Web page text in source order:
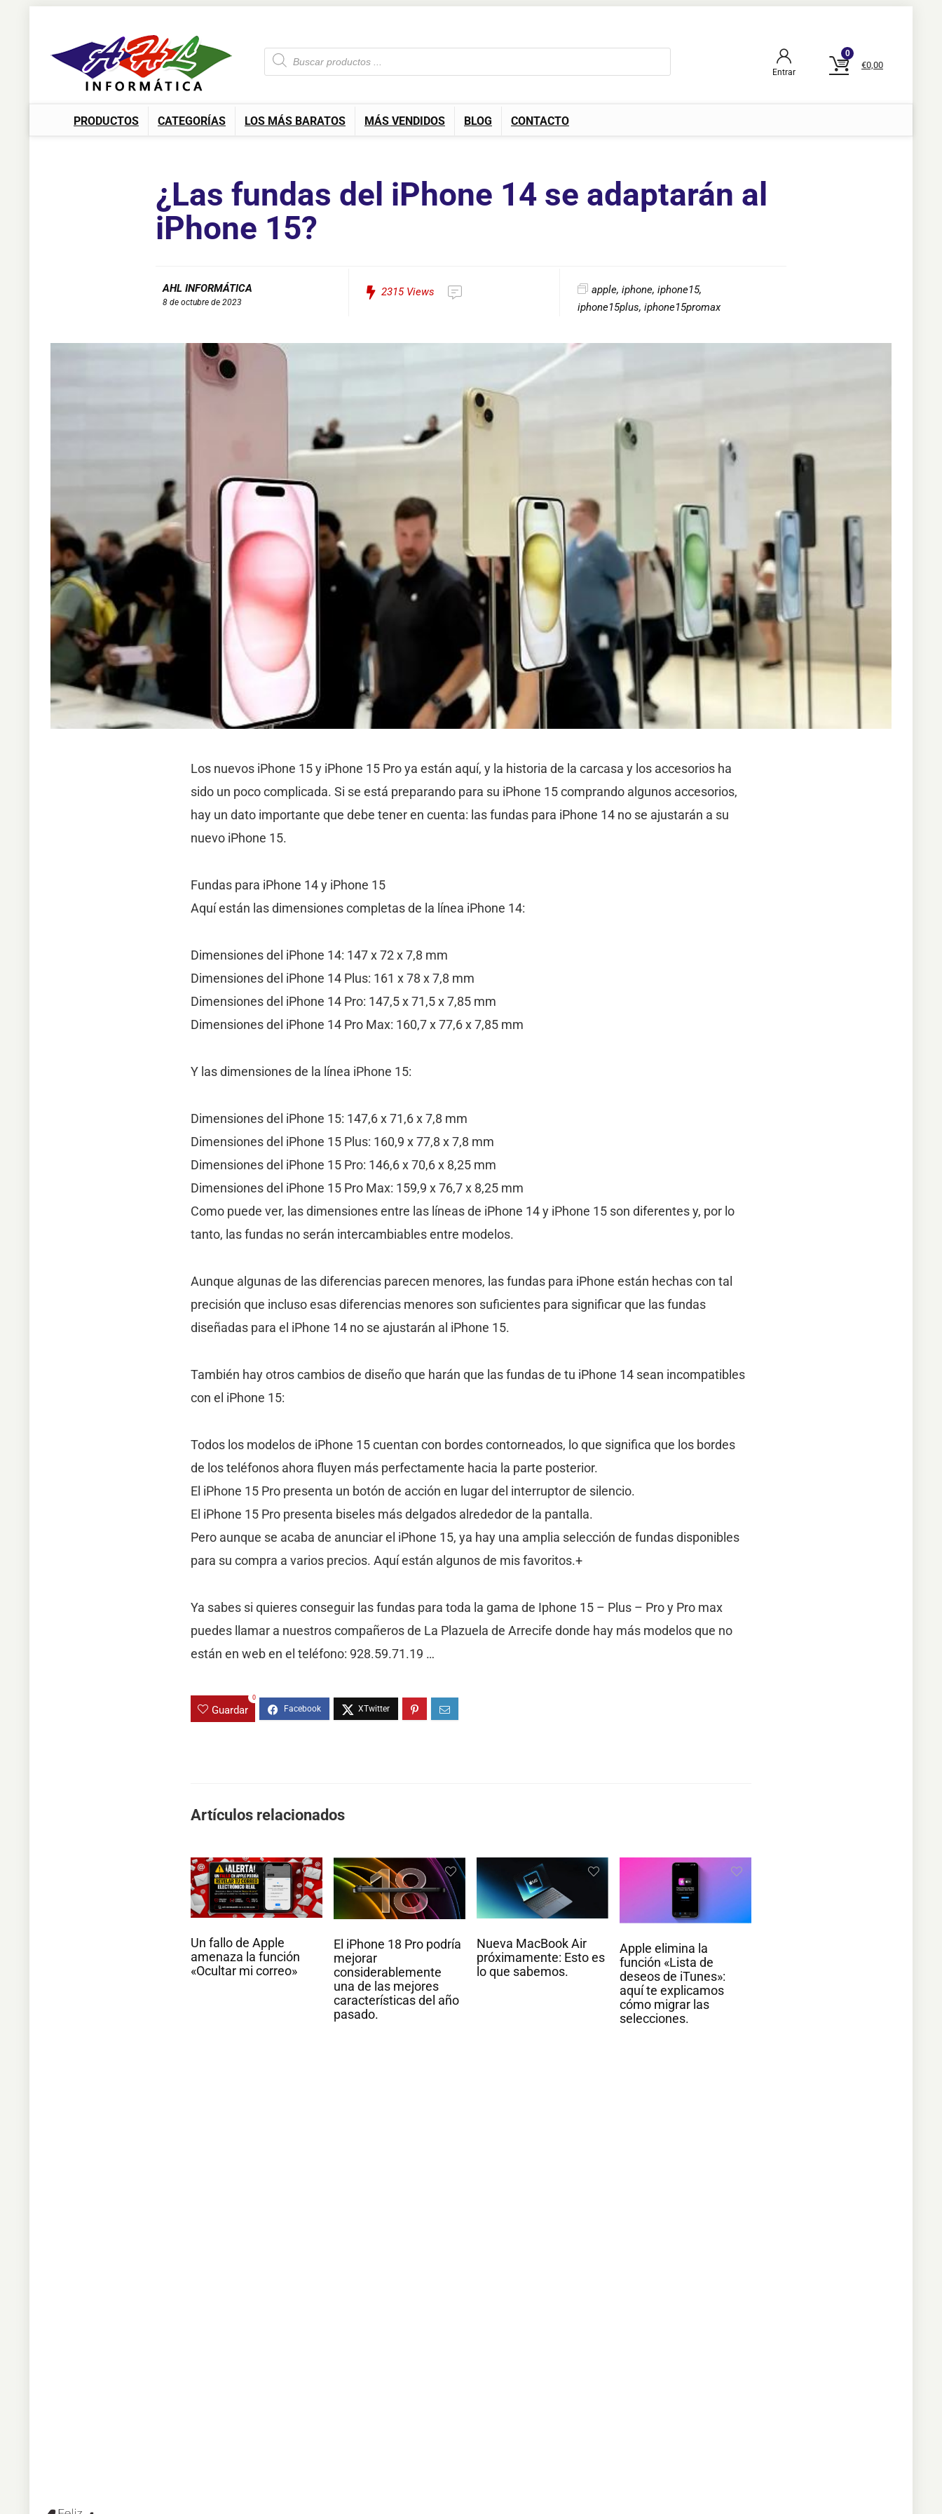
Entrar
0
€0,00
PRODUCTOS CATEGORÍAS LOS MÁS BARATOS MÁS VENDIDOS BLOG CONTACTO
¿Las fundas del iPhone 14 se adaptarán al
iPhone 15?
AHL INFORMÁTICA
8 de octubre de 2023
2315Views apple, iphone, iphone15,
iphone15plus, iphone15promax
Los nuevos iPhone 15 y iPhone 15 Pro ya están aquí, y la historia de la carcasa y los accesorios ha
sido un poco complicada. Si se está preparando para su iPhone 15 comprando algunos accesorios,
hay un dato importante que debe tener en cuenta: las fundas para iPhone 14 no se ajustarán a su
nuevo iPhone 15.
Fundas para iPhone 14 y iPhone 15
Aquí están las dimensiones completas de la línea iPhone 14:
Dimensiones del iPhone 14: 147 x 72 x 7,8 mm
Dimensiones del iPhone 14 Plus: 161 x 78 x 7,8 mm
Dimensiones del iPhone 14 Pro: 147,5 x 71,5 x 7,85 mm
Dimensiones del iPhone 14 Pro Max: 160,7 x 77,6 x 7,85 mm
Y las dimensiones de la línea iPhone 15:
Dimensiones del iPhone 15: 147,6 x 71,6 x 7,8 mm
Dimensiones del iPhone 15 Plus: 160,9 x 77,8 x 7,8 mm
Dimensiones del iPhone 15 Pro: 146,6 x 70,6 x 8,25 mm
Dimensiones del iPhone 15 Pro Max: 159,9 x 76,7 x 8,25 mm
Como puede ver, las dimensiones entre las líneas de iPhone 14 y iPhone 15 son diferentes y, por lo
tanto, las fundas no serán intercambiables entre modelos.
Aunque algunas de las diferencias parecen menores, las fundas para iPhone están hechas con tal
precisión que incluso esas diferencias menores son suficientes para significar que las fundas
diseñadas para el iPhone 14 no se ajustarán al iPhone 15.
También hay otros cambios de diseño que harán que las fundas de tu iPhone 14 sean incompatibles
con el iPhone 15:
Todos los modelos de iPhone 15 cuentan con bordes contorneados, lo que significa que los bordes
de los teléfonos ahora fluyen más perfectamente hacia la parte posterior.
El iPhone 15 Pro presenta un botón de acción en lugar del interruptor de silencio.
El iPhone 15 Pro presenta biseles más delgados alrededor de la pantalla.
Pero aunque se acaba de anunciar el iPhone 15, ya hay una amplia selección de fundas disponibles
para su compra a varios precios. Aquí están algunos de mis favoritos.+
Ya sabes si quieres conseguir las fundas para toda la gama de Iphone 15 – Plus – Pro y Pro max
puedes llamar a nuestros compañeros de La Plazuela de Arrecife donde hay más modelos que no
están en web en el teléfono: 928.59.71.19 …
Guardar
0
Artículos relacionados
Un fallo de Apple
amenaza la función
«Ocultar mi correo»
El iPhone 18 Pro podría
mejorar
considerablemente
una de las mejores
características del año
pasado.
Nueva MacBook Air
próximamente: Esto es
lo que sabemos.
Apple elimina la
función «Lista de
deseos de iTunes»:
aquí te explicamos
cómo migrar las
selecciones.